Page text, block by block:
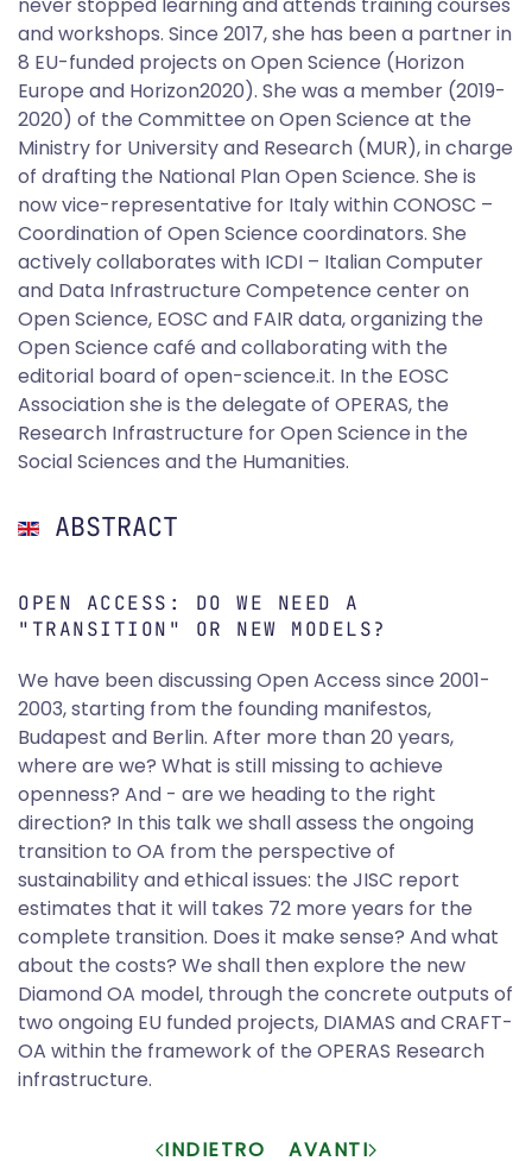
and workshops. Since 2017, she has been a partner in
8 EU-funded projects on Open Science (Horizon
Europe and Horizon2020). She was a member (2019-
2020) of the Committee on Open Science at the
Ministry for University and Research (MUR), in charge
of drafting the National Plan Open Science. She is
now vice-representative for Italy within CONOSC –
Coordination of Open Science coordinators. She
actively collaborates with ICDI – Italian Computer
and Data Infrastructure Competence center on
Open Science, EOSC and FAIR data, organizing the
Open Science café and collaborating with the
editorial board of open-science.it. In the EOSC
Association she is the delegate of OPERAS, the
Research Infrastructure for Open Science in the
Social Sciences and the Humanities.
ABSTRACT
OPEN ACCESS: DO WE NEED A
"TRANSITION" OR NEW MODELS?
We have been discussing Open Access since 2001-
2003, starting from the founding manifestos,
Budapest and Berlin. After more than 20 years,
where are we? What is still missing to achieve
openness? And - are we heading to the right
direction? In this talk we shall assess the ongoing
transition to OA from the perspective of
sustainability and ethical issues: the JISC report
estimates that it will takes 72 more years for the
complete transition. Does it make sense? And what
about the costs? We shall then explore the new
Diamond OA model, through the concrete outputs of
two ongoing EU funded projects, DIAMAS and CRAFT-
OA within the framework of the OPERAS Research
infrastructure.
INDIETRO AVANTI